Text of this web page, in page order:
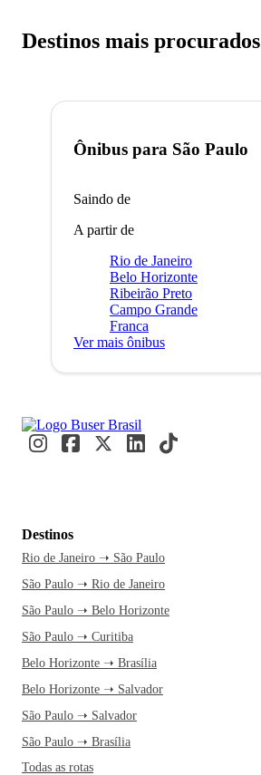
Destinos mais procurados
Ônibus para São Paulo
Saindo de
A partir de
Rio de Janeiro
Belo Horizonte
Ribeirão Preto
Campo Grande
Franca
Ver mais ônibus
Destinos
Rio de Janeiro ➝ São Paulo
São Paulo ➝ Rio de Janeiro
São Paulo ➝ Belo Horizonte
São Paulo ➝ Curitiba
Belo Horizonte ➝ Brasília
Belo Horizonte ➝ Salvador
São Paulo ➝ Salvador
São Paulo ➝ Brasília
Todas as rotas